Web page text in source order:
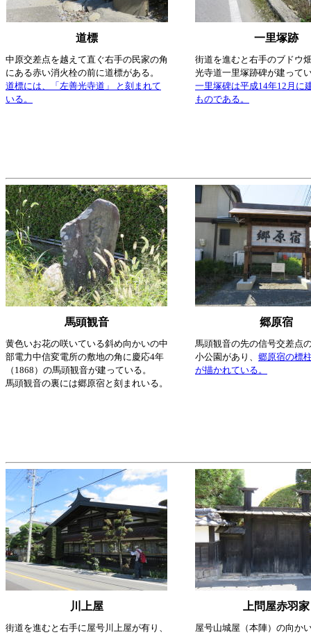
道標 一里塚跡
中原交差点を越えて直ぐ右手の民家の角
にある赤い消火栓の前に道標がある。
道標には、「左善光寺道」 と刻まれて
いる。
街道を進むと右手のブドウ
光寺道一里塚跡碑が建って
一里塚碑は平成14年12月に
ものである。
馬頭観音 郷原宿
黄色いお花の咲いている斜め向かいの中
部電力中信変電所の敷地の角に慶応4年
（1868）の馬頭観音が建っている。
馬頭観音の裏には郷原宿と刻まれいる。
馬頭観音の先の信号交差点
小公園があり、 郷原宿の標
が描かれている。
川上屋 上問屋赤羽家
街道を進むと右手に屋号川上屋が有り、
屋号山城屋（本陣）の向か